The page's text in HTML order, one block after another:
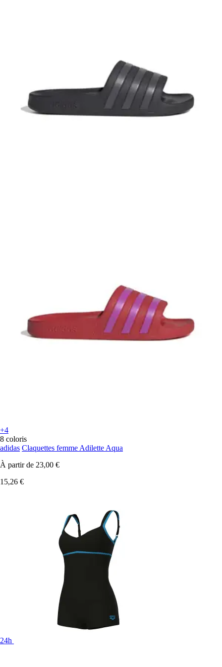
+4
8 coloris
adidas Claquettes femme Adilette Aqua
À partir de 23,00 €
15,26 €
24h